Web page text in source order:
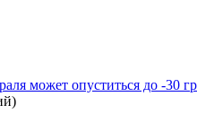
может опуститься до -30
)